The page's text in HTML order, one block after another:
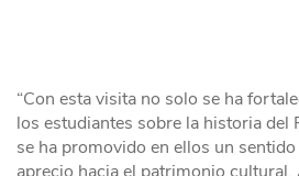
“Con esta visita no solo se ha
los estudiantes sobre la historia del
se ha promovido en ellos un